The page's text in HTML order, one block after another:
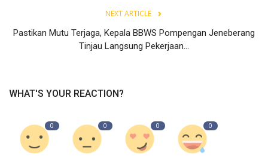
NEXT ARTICLE
Pastikan Mutu Terjaga, Kepala BBWS Pompengan Jeneberang
Tinjau Langsung Pekerjaan...
WHAT'S YOUR REACTION?
0 0 0 0